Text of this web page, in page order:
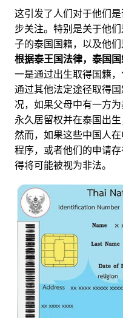
这引发了人们对于他们
步关注。特别是关于他
子的泰国国籍，以及他们
根据泰王国法律，泰国国
一是通过出生取得国籍
通过其他法定途径取得
况，如果父母中有一方
永久居留权并在泰国出生
然而，如果这些中国人
程序，或者他们的申请
得将可能被视为非法。